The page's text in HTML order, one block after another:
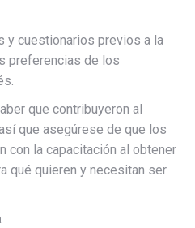
y cuestionarios previos a la
preferencias de los
que contribuyeron al
que asegúrese de que los
con la capacitación al obtener
qué quieren y necesitan ser